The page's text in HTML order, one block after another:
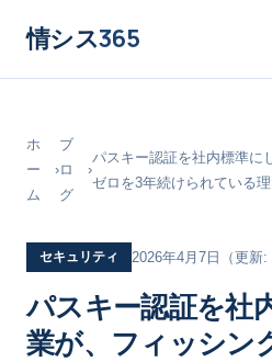
情シス365
ホ
ー
ム
›
ブ
ロ
グ
›
パスキー認証を社内標準に
ゼロを3年続けられている
セキュリティ 2026年4月7日 （更新
パスキー認証を社
業が、フィッシン